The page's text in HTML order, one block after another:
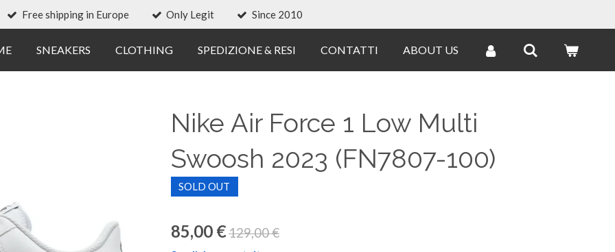
Free shipping in Europe Only Legit Since 2010
SNEAKERS CLOTHING SPEDIZIONE & RESI CONTATTI ABOUT US
Nike Air Force 1 Low Multi
Swoosh 2023 (FN7807-100)
SOLD OUT
85,00 €129,00 €